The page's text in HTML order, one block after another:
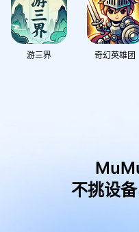
游三界 奇幻英雄团
不挑设备